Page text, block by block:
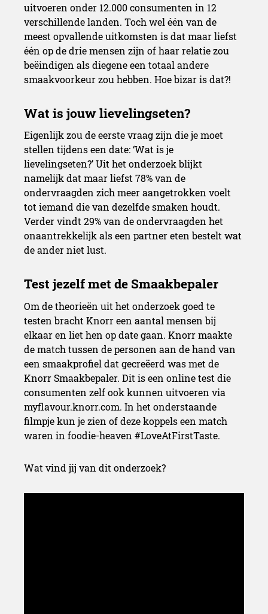
uitvoeren onder 12.000 consumenten in 12
verschillende landen. Toch wel één van de
meest opvallende uitkomsten is dat maar liefst
één op de drie mensen zijn of haar relatie zou
beëindigen als diegene een totaal andere
smaakvoorkeur zou hebben. Hoe bizar is dat?!
Eigenlijk zou de eerste vraag zijn die je moet
stellen tijdens een date: ‘Wat is je
lievelingseten?’ Uit het onderzoek blijkt
namelijk dat maar liefst 78% van de
ondervraagden zich meer aangetrokken voelt
tot iemand die van dezelfde smaken houdt.
Verder vindt 29% van de ondervraagden het
onaantrekkelijk als een partner eten bestelt wat
de ander niet lust.
Om de theorieën uit het onderzoek goed te
testen bracht Knorr een aantal mensen bij
elkaar en liet hen op date gaan. Knorr maakte
de match tussen de personen aan de hand van
een smaakprofiel dat gecreëerd was met de
Knorr Smaakbepaler. Dit is een online test die
consumenten zelf ook kunnen uitvoeren via
myflavour.knorr.com. In het onderstaande
filmpje kun je zien of deze koppels een match
waren in foodie-heaven #LoveAtFirstTaste.
Wat vind jij van dit onderzoek?